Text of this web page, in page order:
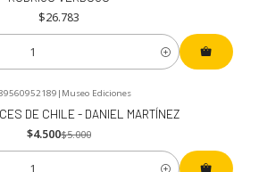
$26.783
| Museo Ediciones
DE CHILE - DANIEL MARTÍNEZ
$4.500$5.000